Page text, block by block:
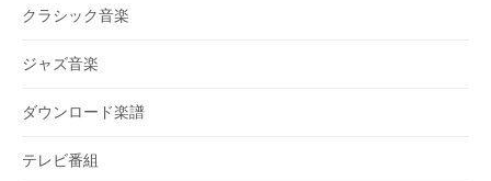
クラシック音楽
ジャズ音楽
ダウンロード楽譜
テレビ番組